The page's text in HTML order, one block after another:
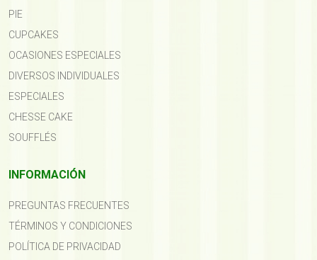
PIE
CUPCAKES
OCASIONES ESPECIALES
DIVERSOS INDIVIDUALES
ESPECIALES
CHESSE CAKE
SOUFFLÉS
INFORMACIÓN
PREGUNTAS FRECUENTES
TÉRMINOS Y CONDICIONES
POLÍTICA DE PRIVACIDAD